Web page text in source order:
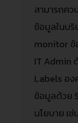
สามารถค
ข้อมูลในบ
monitor ข้
IT Admin
Labels อง
ข้อมูลด้วย
นโยบาย เ